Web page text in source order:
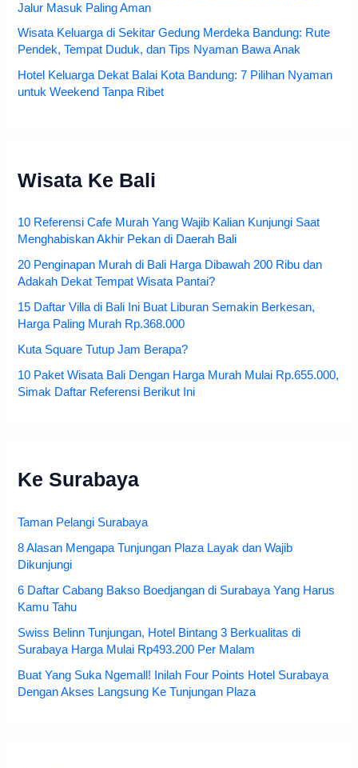
Jalur Masuk Paling Aman
Wisata Keluarga di Sekitar Gedung Merdeka Bandung: Rute
Pendek, Tempat Duduk, dan Tips Nyaman Bawa Anak
Hotel Keluarga Dekat Balai Kota Bandung: 7 Pilihan Nyaman
untuk Weekend Tanpa Ribet
Wisata Ke Bali
10 Referensi Cafe Murah Yang Wajib Kalian Kunjungi Saat
Menghabiskan Akhir Pekan di Daerah Bali
20 Penginapan Murah di Bali Harga Dibawah 200 Ribu dan
Adakah Dekat Tempat Wisata Pantai?
15 Daftar Villa di Bali Ini Buat Liburan Semakin Berkesan,
Harga Paling Murah Rp.368.000
Kuta Square Tutup Jam Berapa?
10 Paket Wisata Bali Dengan Harga Murah Mulai Rp.655.000,
Simak Daftar Referensi Berikut Ini
Ke Surabaya
Taman Pelangi Surabaya
8 Alasan Mengapa Tunjungan Plaza Layak dan Wajib
Dikunjungi
6 Daftar Cabang Bakso Boedjangan di Surabaya Yang Harus
Kamu Tahu
Swiss Belinn Tunjungan, Hotel Bintang 3 Berkualitas di
Surabaya Harga Mulai Rp493.200 Per Malam
Buat Yang Suka Ngemall! Inilah Four Points Hotel Surabaya
Dengan Akses Langsung Ke Tunjungan Plaza